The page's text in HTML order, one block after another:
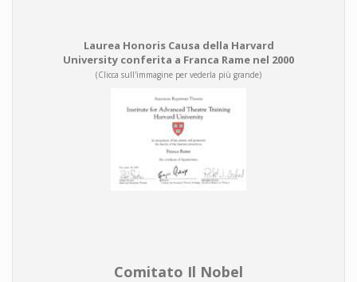
Laurea Honoris Causa della Harvard
University conferita a Franca Rame nel 2000
(Clicca sull'immagine per vederla più grande)
Comitato Il Nobel